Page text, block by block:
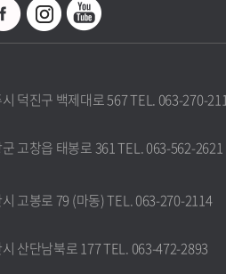
덕진구 백제대로 567 TEL. 063-270-
고창읍 태봉로 361 TEL. 063-562-2621
고봉로 79 (마동) TEL. 063-270-2114
산단남북로 177 TEL. 063-472-2893